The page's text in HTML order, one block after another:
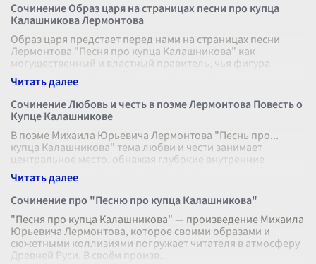
Сочинение Образ царя на страницах песни про купца
Калашникова Лермонтова
Образ царя предстает перед нами на страницах песни
Лермонтова "Песня про купца Калашникова" как
могущественный и властный правитель, чья фигура
возвышается над судьбами простых люд
Сочинение Любовь и честь в поэме Лермонтова Повесть о
Купце Калашникове
В поэме Михаила Юрьевича Лермонтова "Песнь про...
купца Калашникова" тема любви и чести занимает
центральное место, обнажая глубокие внутренние
конфликты героев и ставя под вопрос
Сочинение про "Песню про купца Калашникова"
"Песня про купца Калашникова" — произведение Михаила
Юрьевича Лермонтова, которое своими образами и
сюжетными коллизиями погружает читателя в атмосферу
Древней Руси. В своём произв